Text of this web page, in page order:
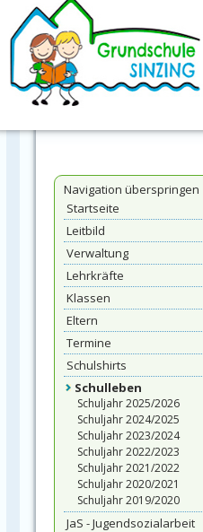
Navigation überspringen
Startseite
Leitbild
Verwaltung
Lehrkräfte
Klassen
Eltern
Termine
Schulshirts
Schulleben
Schuljahr 2025/2026
Schuljahr 2024/2025
Schuljahr 2023/2024
Schuljahr 2022/2023
Schuljahr 2021/2022
Schuljahr 2020/2021
Schuljahr 2019/2020
JaS - Jugendsozialarbeit